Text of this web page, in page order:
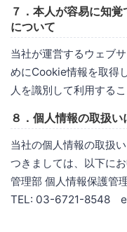
７．本人が容易に知
について
当社が運営するウェブ
めにCookie情報を取得
人を識別して利用する
８．個人情報の取扱
当社の個人情報の取扱
つきましては、以下にお
管理部 個人情報保護管
TEL: 03-6721-8548